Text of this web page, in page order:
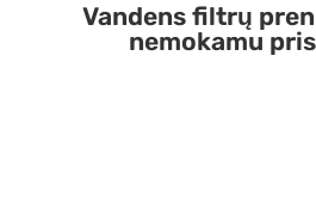
Vandens filtrų
nemokamu